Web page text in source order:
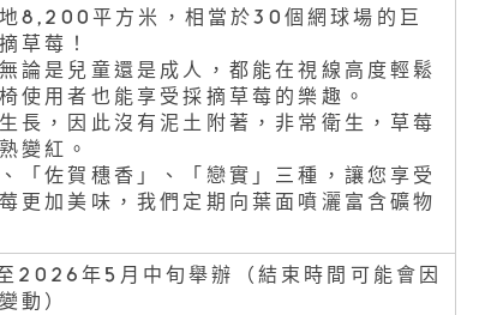
8,200平方米，相當於30個網球場的巨
草莓！
論是兒童還是成人，都能在視線高度輕鬆
使用者也能享受採摘草莓的樂趣。
長，因此沒有泥土附著，非常衛生，草莓
變紅。
「佐賀穗香」、「戀實」三種，讓您享受
更加美味，我們定期向葉面噴灑富含礦物
2026年5月中旬舉辦（結束時間可能會因
動）